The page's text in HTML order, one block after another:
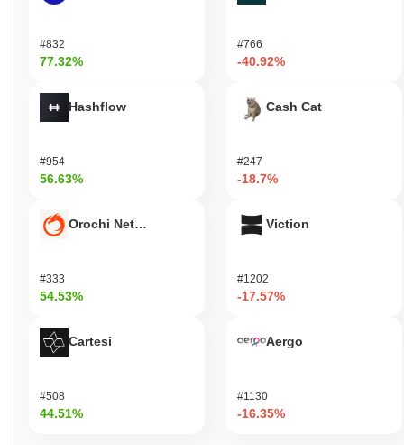
분산 금융(DeFi) 분야에서 지속적으로 관련성을 유지하고 있음을
뒷받침하며, 시장 수요와 기술 발전에 적응하고 있습니다. 전반적
간에서 활성 플레이어로서의 입지를 보장합니다.
XELIS는 개발자와 사용자를 위해 설계되어 분산 애플리케이션을
효과적으로 구축하고 활용할 수 있도록 합니다. 소프트웨어 개발
필수 도구와 리소스를 제공하여 개발 과정을 촉진하고 사용자 경험
을 향상시킵니다. 이 플랫폼은 다양한 사용 사례를 지원하는 광범
동성 제공자와 같은 2차 참여자는 스테이킹 및 거버넌스 메커니즘
을 통해 XELIS와 상호 작용하여 네트워크의 보안 및 의사 결정 과
여자가 플랫폼의 성장과 기능에서 혜택을 받을 수 있도록 보장합니
다. XELIS는 주요 및 2차 사용자 그룹 모두를 대상으로 하여 분산
XELIS는 어떻게 보안이 유지되나요?
XELIS는 지분 증명(PoS) 합의 메커니즘을 사용하여 검증자가 거
#832
77.32%
Hashflow
#954
56.63%
Orochi Network
#333
54.53%
Cartesi
#508
44.51%
#766
-40.92%
Cash Cat
#247
-18.7%
Viction
#1202
-17.57%
Aergo
#1130
-16.35%